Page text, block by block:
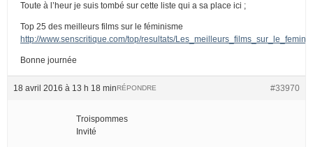
Toute à l’heur je suis tombé sur cette liste qui a sa place ici ;
Top 25 des meilleurs films sur le féminisme
http://www.senscritique.com/top/resultats/
Bonne journée
18 avril 2016 à 13 h 18 min #33970
RÉPONDRE
Troispommes
Invité